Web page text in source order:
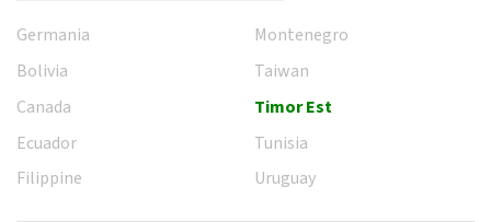
Germania
Bolivia
Canada
Ecuador
Filippine
Montenegro
Taiwan
Timor Est
Tunisia
Uruguay